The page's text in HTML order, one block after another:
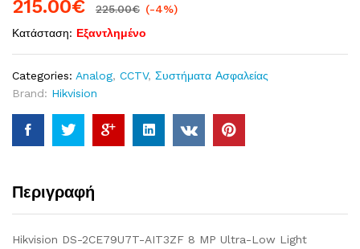
215.00€ 225.00€ (-4%)
Κατάσταση: Εξαντλημένο
Categories: Analog, CCTV, Συστήματα Ασφαλείας
Brand: Hikvision
Περιγραφή
Hikvision DS-2CE79U7T-AIT3ZF 8 MP Ultra-Low Light